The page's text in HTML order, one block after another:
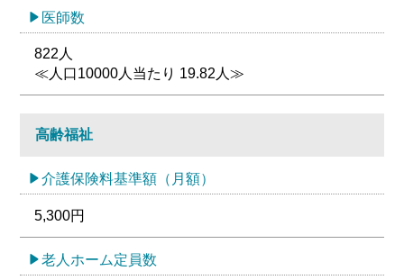
医師数
822人
≪人口10000人当たり 19.82人≫
高齢福祉
介護保険料基準額（月額）
5,300円
老人ホーム定員数